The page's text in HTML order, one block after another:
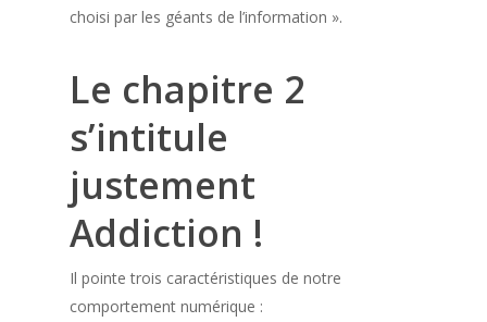
choisi par les géants de l’information ».
Le chapitre 2
s’intitule
justement
Addiction !
Il pointe trois caractéristiques de notre
comportement numérique :